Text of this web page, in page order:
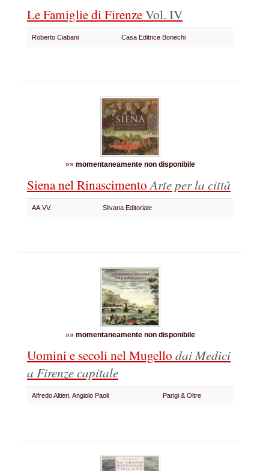
Le Famiglie di FirenzeVol. IV
Roberto Ciabani Casa Editrice Bonechi
»» momentaneamente non disponibile
Siena nel RinascimentoArte per la città
AA.VV. Silvana Editoriale
»» momentaneamente non disponibile
Uomini e secoli nel Mugello dai Medici
a Firenze capitale
Alfredo Altieri, Angiolo Paoli Parigi & Oltre